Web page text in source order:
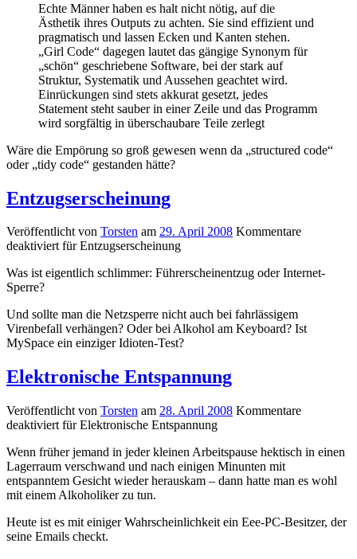
Echte Männer haben es halt nicht nötig, auf die
Ästhetik ihres Outputs zu achten. Sie sind effizient und
pragmatisch und lassen Ecken und Kanten stehen.
„Girl Code“ dagegen lautet das gängige Synonym für
„schön“ geschriebene Software, bei der stark auf
Struktur, Systematik und Aussehen geachtet wird.
Einrückungen sind stets akkurat gesetzt, jedes
Statement steht sauber in einer Zeile und das Programm
wird sorgfältig in überschaubare Teile zerlegt
Wäre die Empörung so groß gewesen wenn da „structured code“
oder „tidy code“ gestanden hätte?
Entzugserscheinung
Veröffentlicht von Torsten am 29. April 2008 Kommentare
deaktiviertfür Entzugserscheinung
Was ist eigentlich schlimmer: Führerscheinentzug oder Internet-
Sperre?
Und sollte man die Netzsperre nicht auch bei fahrlässigem
Virenbefall verhängen? Oder bei Alkohol am Keyboard? Ist
MySpace ein einziger Idioten-Test?
Elektronische Entspannung
Veröffentlicht von Torsten am 28. April 2008 Kommentare
deaktiviert für Elektronische Entspannung
Wenn früher jemand in jeder kleinen Arbeitspause hektisch in einen
Lagerraum verschwand und nach einigen Minunten mit
entspanntem Gesicht wieder herauskam – dann hatte man es wohl
mit einem Alkoholiker zu tun.
Heute ist es mit einiger Wahrscheinlichkeit ein Eee-PC-Besitzer, der
seine Emails checkt.